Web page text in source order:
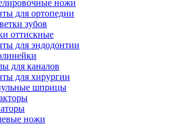
ножи
для ортопедии
зубов
оттискные
для эндодонтии
для каналов
для хирургии
шприцы
ножи